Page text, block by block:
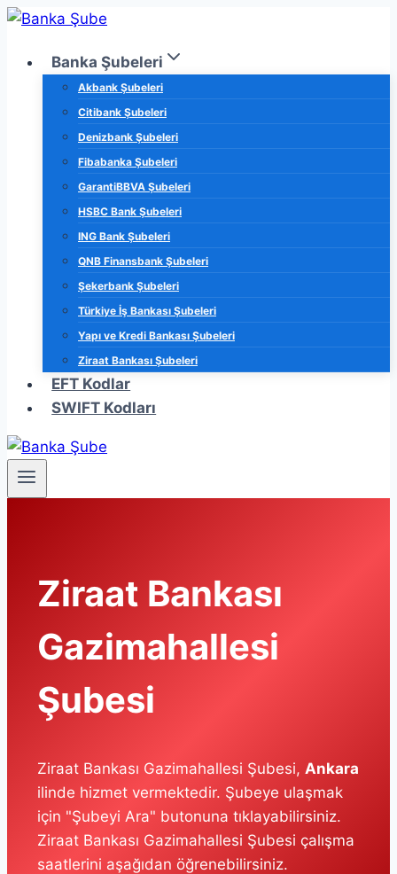
Skip
contentBanka Şubeleri
Akbank Şubeleri
Citibank Şubeleri
Denizbank Şubeleri
Fibabanka Şubeleri
GarantiBBVA Şubeleri
HSBC Bank Şubeleri
ING Bank Şubeleri
QNB Finansbank Şubeleri
Şekerbank Şubeleri
Türkiye İş Bankası Şubeleri
Yapı ve Kredi Bankası Şubeleri
Ziraat Bankası Şubeleri
EFT Kodlar
SWIFT Kodları
Ziraat Bankası
Gazimahallesi
Şubesi
Ziraat Bankası Gazimahallesi Şubesi, Ankara
ilinde hizmet vermektedir. Şubeye ulaşmak
için "Şubeyi Ara" butonuna tıklayabilirsiniz.
Ziraat Bankası Gazimahallesi Şubesi çalışma
saatlerini aşağıdan öğrenebilirsiniz.